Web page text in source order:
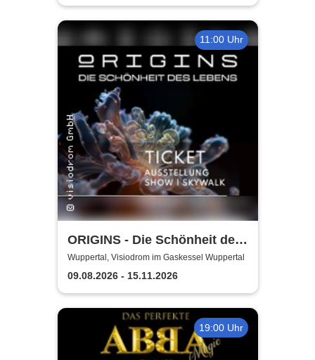
11:00 Uhr
ORIGINS - Die Schönheit des
Lebens
Wuppertal, Visiodrom im Gaskessel Wuppertal
09.08.2026 - 15.11.2026
19:00 Uhr